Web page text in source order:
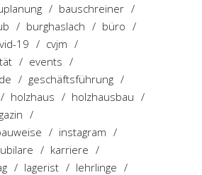
bauschreiner
burghaslach
büro
19
cvjm
events
geschäftsführung
holzhaus
holzhausbau
instagram
karriere
lagerist
lehrlinge